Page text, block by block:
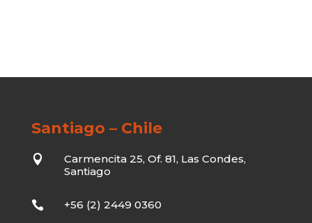
Santiago – Chile

Carmencita 25, Of. 81, Las Condes,
Santiago
 +56 (2) 2449 0360